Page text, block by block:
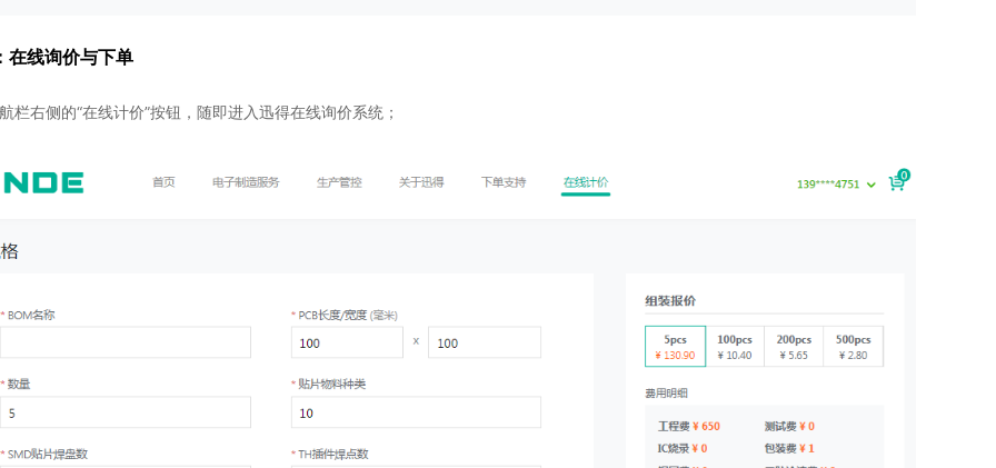
在线询价与下单
栏右侧的“在线计价”按钮，随即进入迅得在线询价系统；